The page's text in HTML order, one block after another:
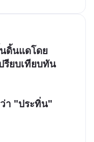
ดิ้นแดโดย
รียบเทียบทัน
า "ประทิ่น"